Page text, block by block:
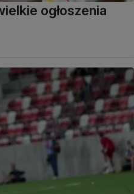
ogłoszenia